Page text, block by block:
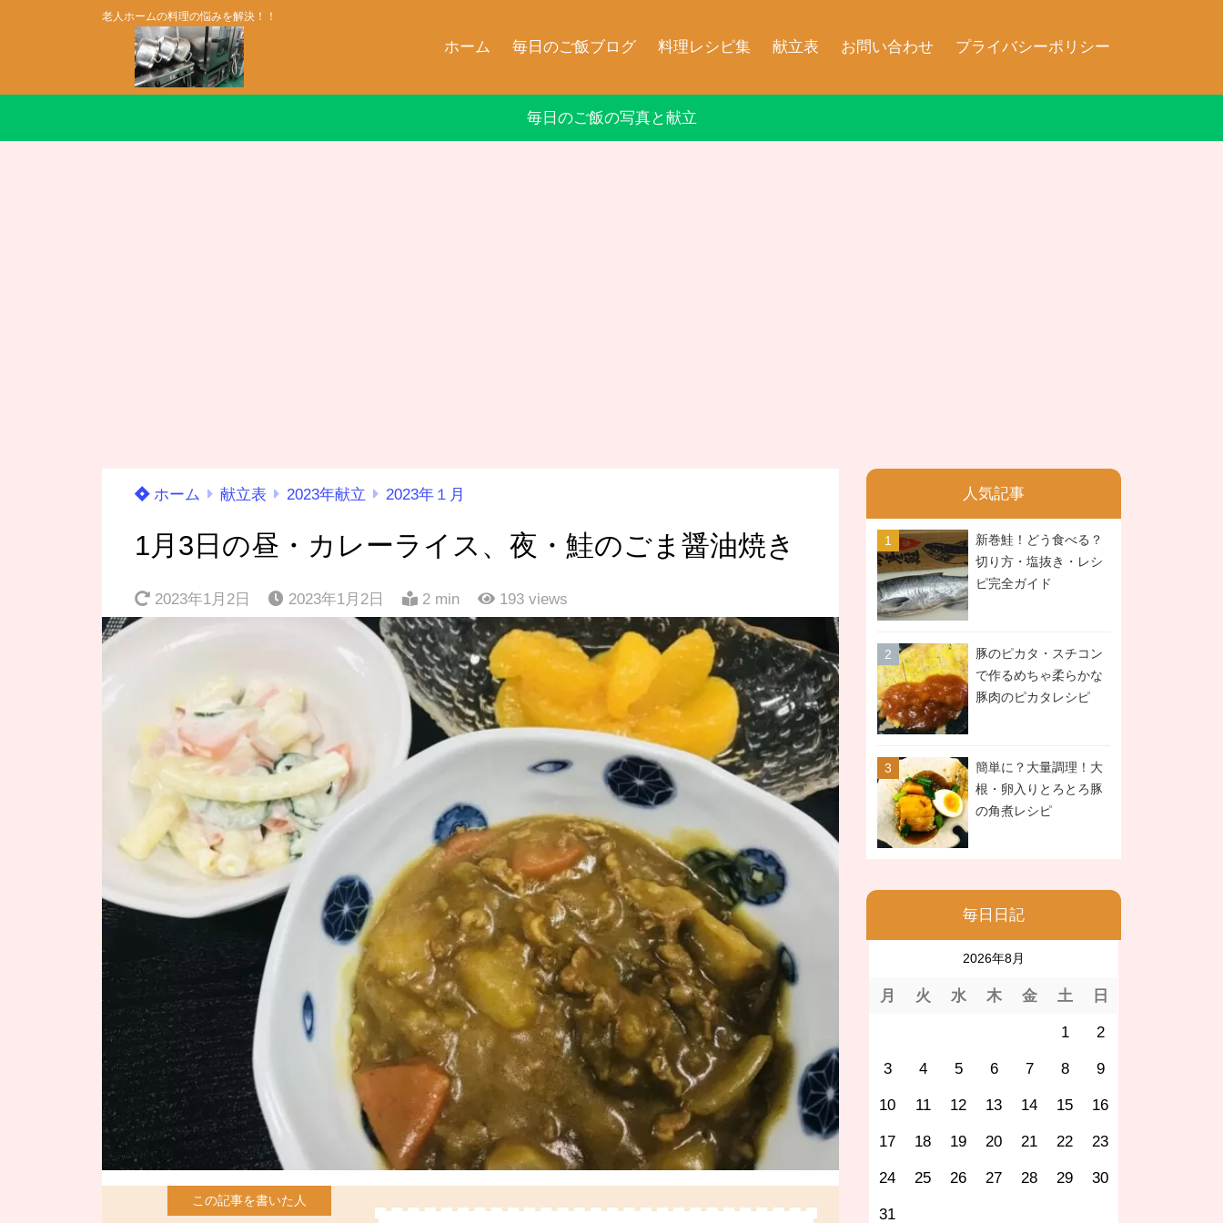
老人ホームの料理の悩みを解決！！
ホーム 毎日のご飯ブログ 料理レシピ集 献立表 お問い合わせ プライバシーポリシー
毎日のご飯の写真と献立
ホーム 献立表 2023年献立 2023年１月
1月3日の昼・カレーライス、夜・鮭のごま醤油焼き
2023年1月2日 2023年1月2日 2 min 193 views
人気記事
新巻鮭！どう食べる？
切り方・塩抜き・レシ
ピ完全ガイド
豚のピカタ・スチコン
で作るめちゃ柔らかな
豚肉のピカタレシピ
簡単に？大量調理！大
根・卵入りとろとろ豚
の角煮レシピ
毎日日記
2026年8月
月 火 水 木 金 土 日
1 2
3 4 5 6 7 8 9
10 11 12 13 14 15 16
17 18 19 20 21 22 23
24 25 26 27 28 29 30
31